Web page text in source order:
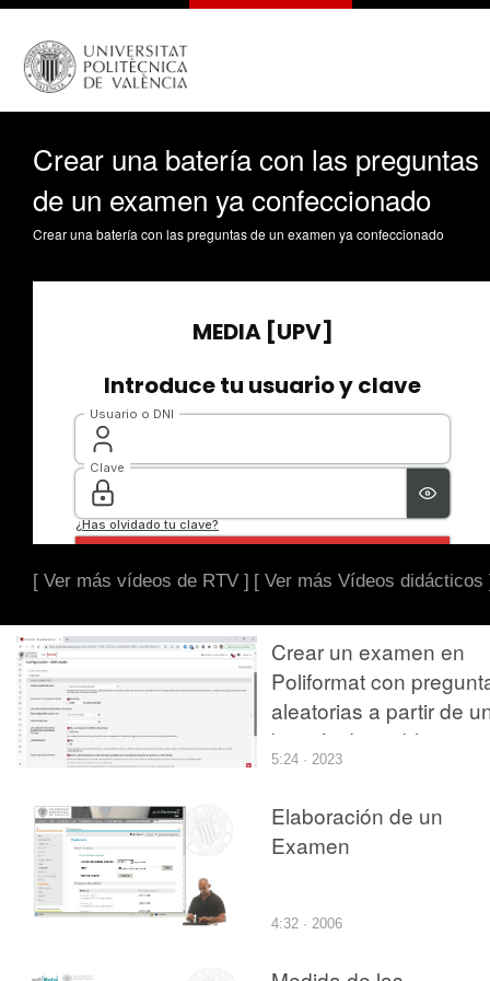
Crear una batería con las preguntas
de un examen ya confeccionado
Crear una batería con las preguntas de un examen ya confeccionado
[ Ver más vídeos de RTV ] [ Ver más Vídeos didácticos
Crear un examen en
Poliformat con
aleatorias a partir de
batería de problemas
5:24 · 2023
Elaboración de un
Examen
4:32 · 2006